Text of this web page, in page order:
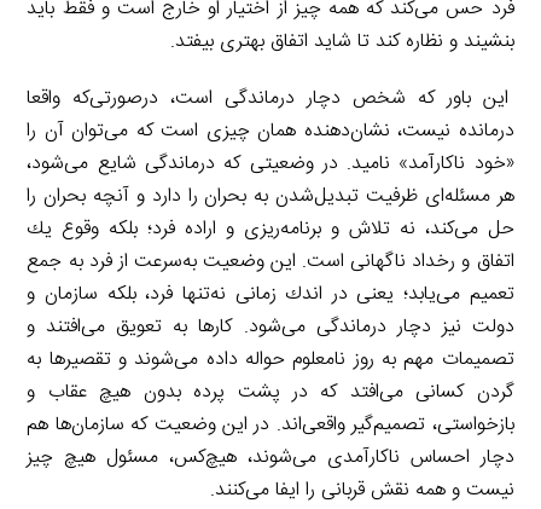
فرد حس می‌كند كه همه چیز از اختیار او خارج است و فقط باید
بنشیند و نظاره كند تا شاید اتفاق بهتری بیفتد.
این باور كه شخص دچار درماندگی است، درصورتی‌كه واقعا
درمانده نیست، نشان‌دهنده همان چیزی است كه می‌توان آن را
«خود ناكارآمد» نامید. در وضعیتی كه درماندگی شایع می‌شود،
هر مسئله‌ای ظرفیت تبدیل‌شدن به بحران را دارد و آنچه بحران را
حل می‌كند، نه تلاش و برنامه‌ریزی و اراده فرد؛ بلكه وقوع یك
اتفاق و رخداد ناگهانی است. این وضعیت به‌سرعت از فرد به جمع
تعمیم می‌یابد؛ یعنی در اندك زمانی نه‌تنها فرد، بلكه سازمان و
دولت نیز دچار درماندگی می‌شود. كارها به تعویق می‌افتند و
تصمیمات مهم به روز نامعلوم حواله داده می‌شوند و تقصیرها به
گردن كسانی می‌افتد كه در پشت پرده بدون هیچ عقاب و
بازخواستی، تصمیم‌گیر واقعی‌اند. در این وضعیت كه سازمان‌ها هم
دچار احساس ناكارآمدی می‌شوند، هیچ‌كس، مسئول هیچ چیز
نیست و همه نقش قربانی را ایفا می‌كنند.